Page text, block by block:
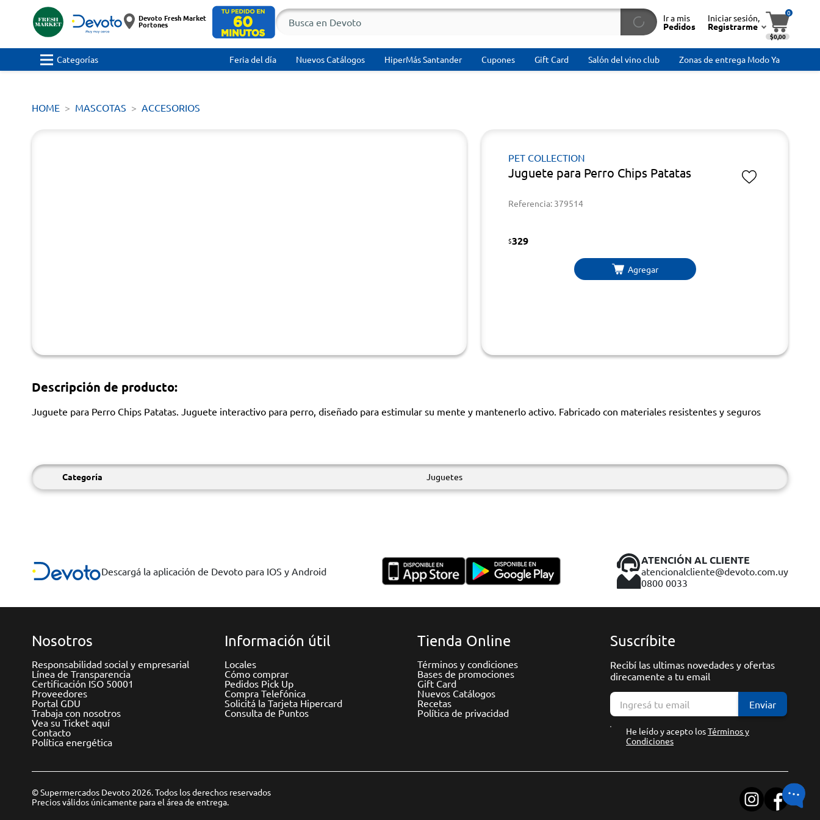
Devoto Fresh Market
Portones
Ir a mis
Pedidos
Iniciar sesión,
Registrarme
0
$0,00
Categorías Feria del día Nuevos Catálogos HiperMás Santander Cupones Gift Card Salón del vino club Zonas de entrega Modo Ya
HOME MASCOTAS ACCESORIOS
PET COLLECTION
Juguete para Perro Chips Patatas
Referencia: 379514
$329
Agregar
Descripción de producto:
Juguete para Perro Chips Patatas. Juguete interactivo para perro, diseñado para estimular su mente y mantenerlo activo. Fabricado con materiales resistentes y seguros
Categoría Juguetes
Descargá la aplicación de Devoto para IOS y Android
ATENCIÓN AL CLIENTE
atencionalcliente@devoto.com.uy
0800 0033
Nosotros
Responsabilidad social y empresarial
Línea de Transparencia
Certificación ISO 50001
Proveedores
Portal GDU
Trabaja con nosotros
Vea su Ticket aquí
Contacto
Política energética
Información útil
Locales
Cómo comprar
Pedidos Pick Up
Compra Telefónica
Solicitá la Tarjeta Hipercard
Consulta de Puntos
Tienda Online
Términos y condiciones
Bases de promociones
Gift Card
Nuevos Catálogos
Recetas
Política de privacidad
Suscríbite
Recibí las ultimas novedades y ofertas
direcamente a tu email
Enviar
He leído y acepto losTérminos y
Condiciones
© Supermercados Devoto 2026. Todos los derechos reservados
Precios válidos únicamente para el área de entrega.